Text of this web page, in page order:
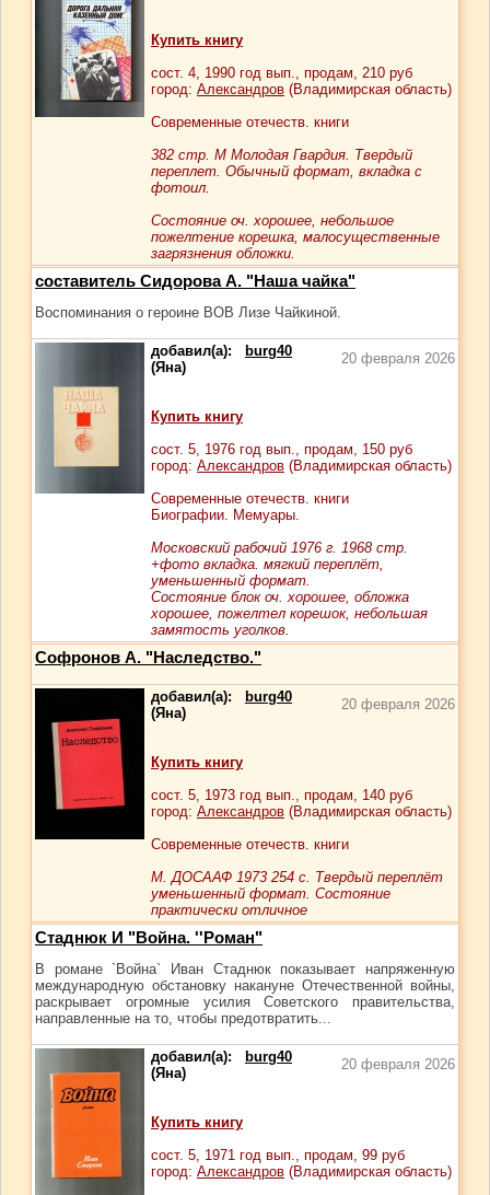
Купить книгу
сост. 4, 1990 год вып., продам, 210 руб
город: Александров (Владимирская область)
Современные отечеств. книги
382 стр. М Молодая Гвардия. Твердый
переплет. Обычный формат, вкладка с
фотоил.
Состояние оч. хорошее, небольшое
пожелтение корешка, малосущественные
загрязнения обложки.
составитель Сидорова А. "Наша чайка"
Воспоминания о героине ВОВ Лизе Чайкиной.
добавил(а):
burg40
(Яна)
20 февраля 2026
Купить книгу
сост. 5, 1976 год вып., продам, 150 руб
город: Александров (Владимирская область)
Современные отечеств. книги
Биографии. Мемуары.
Московский рабочий 1976 г. 1968 стр.
+фото вкладка. мягкий переплёт,
уменьшенный формат.
Состояние блок оч. хорошее, обложка
хорошее, пожелтел корешок, небольшая
замятость уголков.
Софронов А. "Наследство."
добавил(а):
burg40
(Яна)
20 февраля 2026
Купить книгу
сост. 5, 1973 год вып., продам, 140 руб
город: Александров (Владимирская область)
Современные отечеств. книги
М. ДОСААФ 1973 254 с. Твердый переплёт
уменьшенный формат. Состояние
практически отличное
Стаднюк И "Война. ''Роман"
В романе `Война` Иван Стаднюк показывает напряженную
международную обстановку накануне Отечественной войны,
раскрывает огромные усилия Советского правительства,
направленные на то, чтобы предотвратить...
добавил(а):
burg40
(Яна)
20 февраля 2026
Купить книгу
сост. 5, 1971 год вып., продам, 99 руб
город: Александров (Владимирская область)